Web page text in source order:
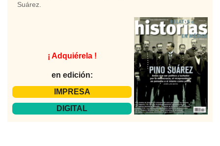
Suárez.
¡ Adquiérela !
en edición:
IMPRESA
DIGITAL